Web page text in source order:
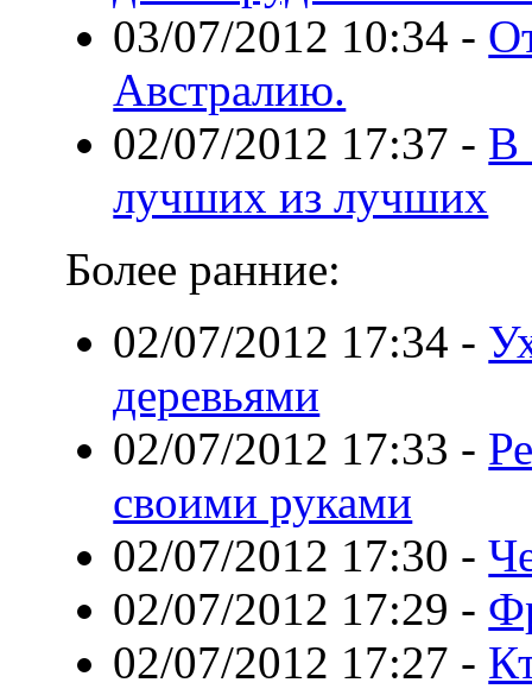
03/07/2012 10:34 -
Австралию.
02/07/2012 17:37 - В
лучших из лучших
Более ранние:
02/07/2012 17:34 -
деревьями
02/07/2012 17:33 -
своими руками
02/07/2012 17:30 -
02/07/2012 17:29 -
02/07/2012 17:27 -